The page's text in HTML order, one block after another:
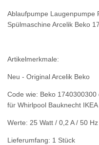
Ablaufpumpe Laugenpumpe
Spülmaschine Arcelik Beko
Artikelmerkmale:
Neu - Original Arcelik Beko
Code wie: Beko 1740300300
für Whirlpool Bauknecht
Werte: 25 Watt / 0,2 A / 50
Lieferumfang: 1 Stück